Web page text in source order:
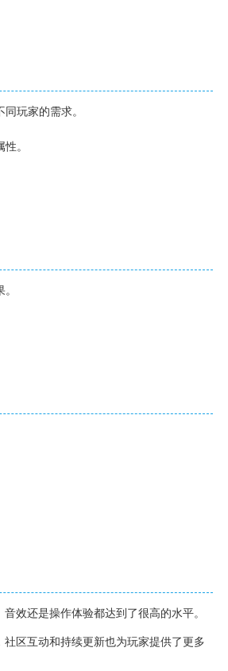
玩家的需求。
。
效还是操作体验都达到了很高的水平。
区互动和持续更新也为玩家提供了更多